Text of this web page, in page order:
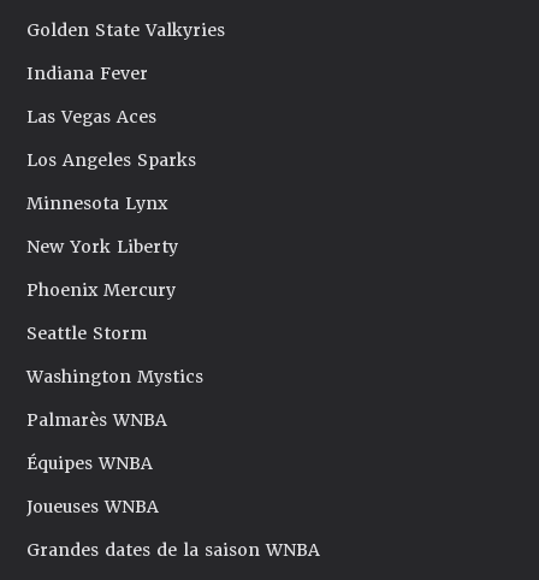
Golden State Valkyries
Indiana Fever
Las Vegas Aces
Los Angeles Sparks
Minnesota Lynx
New York Liberty
Phoenix Mercury
Seattle Storm
Washington Mystics
Palmarès WNBA
Équipes WNBA
Joueuses WNBA
Grandes dates de la saison WNBA